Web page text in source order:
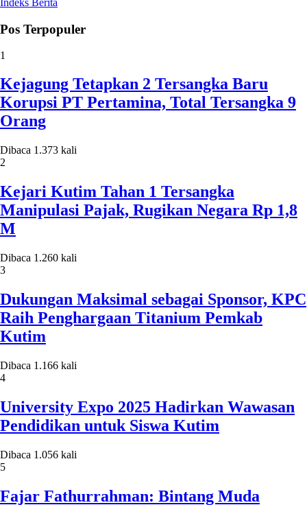
Indeks Berita
Pos Terpopuler
1
Kejagung Tetapkan 2 Tersangka Baru
Korupsi PT Pertamina, Total Tersangka 9
Orang
Dibaca 1.373 kali
2
Kejari Kutim Tahan 1 Tersangka
Manipulasi Pajak, Rugikan Negara Rp 1,8
M
Dibaca 1.260 kali
3
Dukungan Maksimal sebagai Sponsor, KPC
Raih Penghargaan Titanium Pemkab
Kutim
Dibaca 1.166 kali
4
University Expo 2025 Hadirkan Wawasan
Pendidikan untuk Siswa Kutim
Dibaca 1.056 kali
5
Fajar Fathurrahman: Bintang Muda